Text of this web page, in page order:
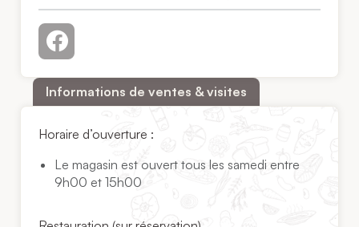
Informations de ventes & visites
Horaire d’ouverture :
Le magasin est ouvert tous les samedi entre
9h00 et 15h00